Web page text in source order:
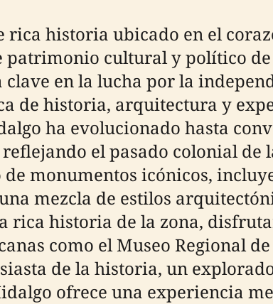
rica historia ubicado en el
cultural y político
en la lucha por la
de historia, arquitectura y
ha evolucionado hasta
el pasado colonial
monumentos icónicos,
mezcla de estilos
rica historia de la zona,
como el Museo Regional
de la historia, un
ofrece una experiencia